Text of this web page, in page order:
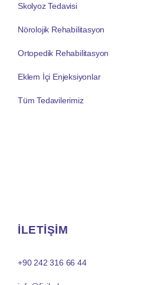
Skolyoz Tedavisi
Nörolojik Rehabilitasyon
Ortopedik Rehabilitasyon
Eklem İçi Enjeksiyonlar
Tüm Tedavilerimiz
İLETİŞİM
+90 242 316 66 44